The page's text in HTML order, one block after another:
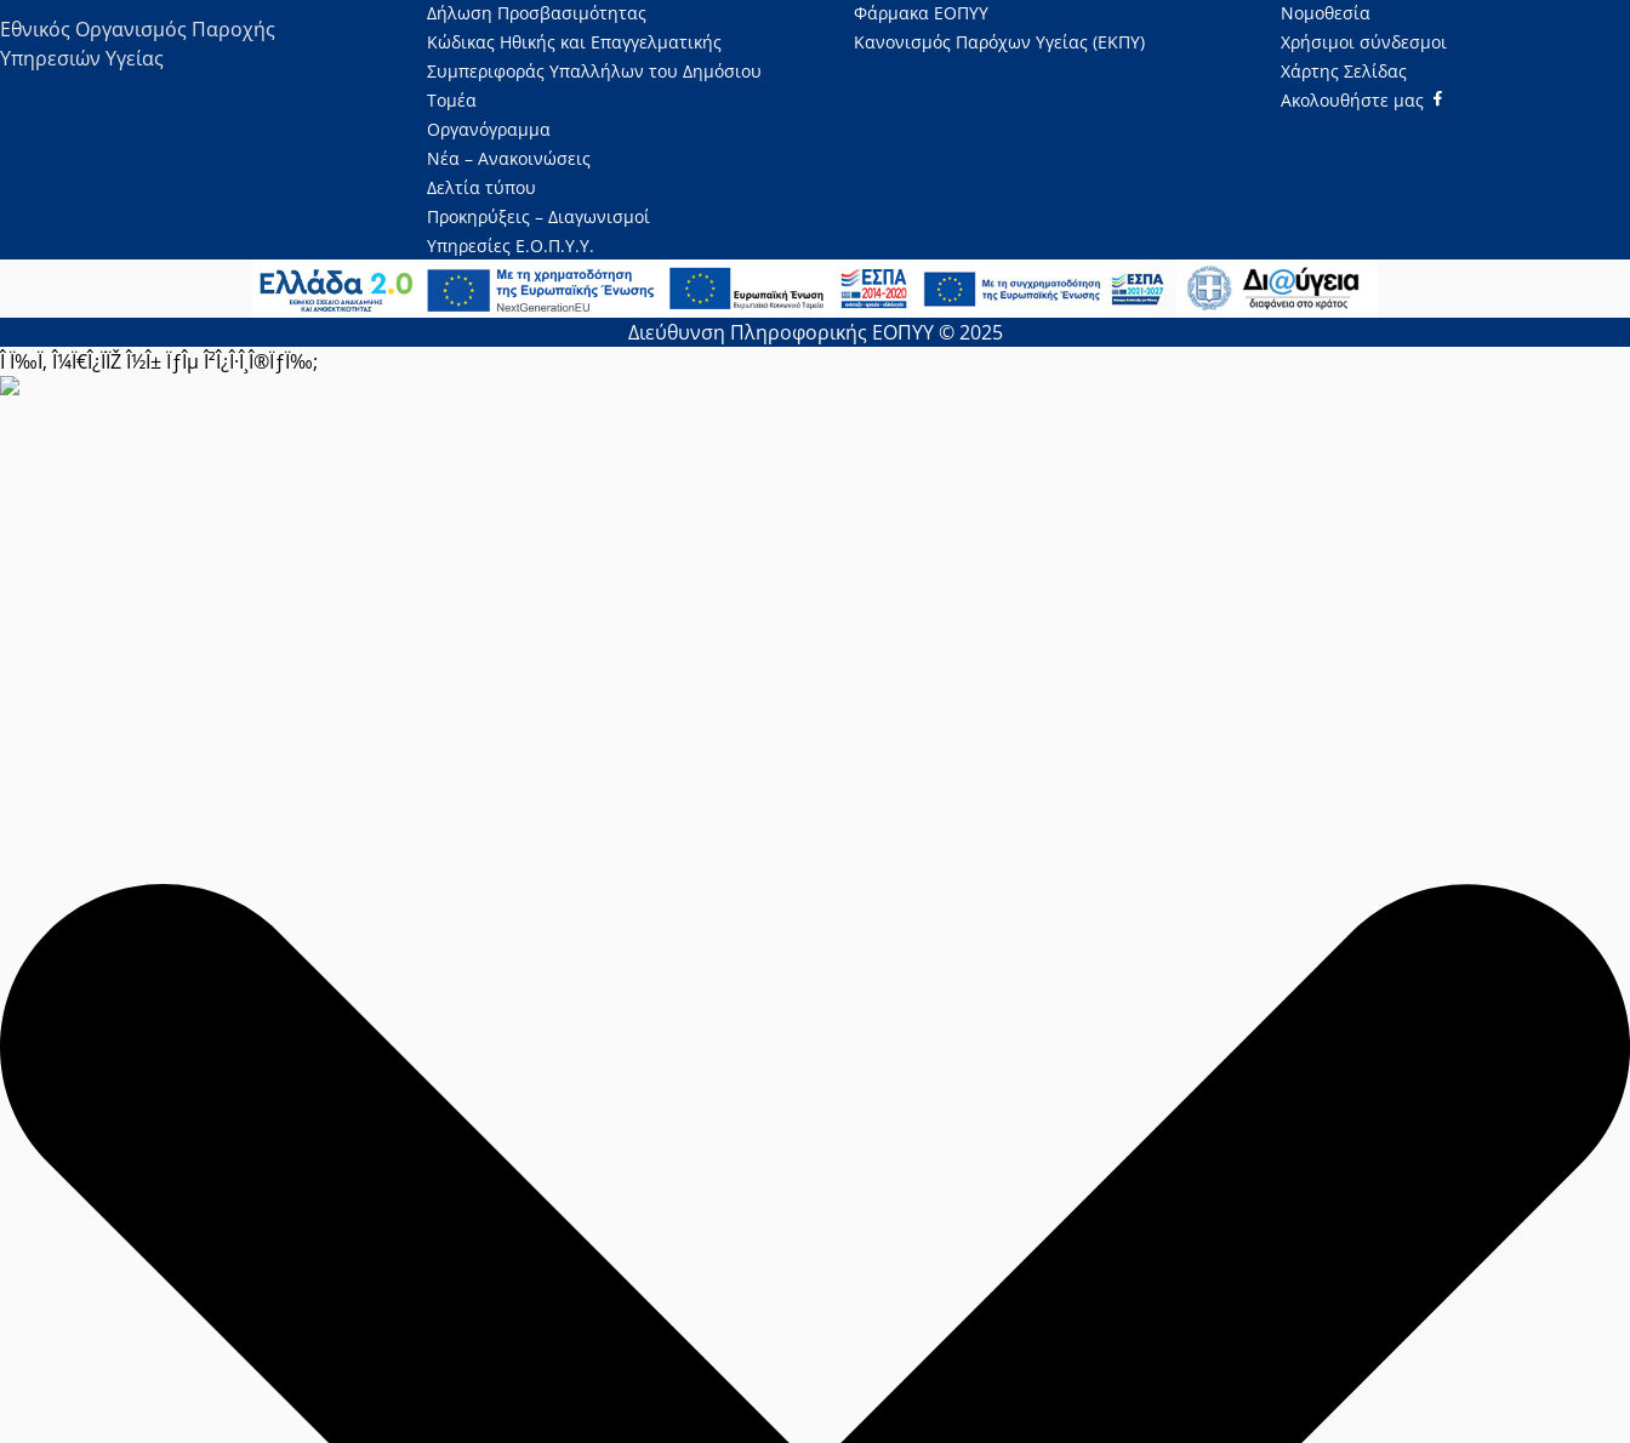
Εθνικός Οργανισμός Παροχής
Υπηρεσιών Υγείας
Δήλωση Προσβασιμότητας
Κώδικας Ηθικής και Επαγγελματικής
Συμπεριφοράς Υπαλλήλων του Δημόσιου
Τομέα
Οργανόγραμμα
Νέα – Ανακοινώσεις
Δελτία τύπου
Προκηρύξεις – Διαγωνισμοί
Υπηρεσίες Ε.Ο.Π.Υ.Υ.
Φάρμακα ΕΟΠΥΥ
Κανονισμός Παρόχων Υγείας (ΕΚΠΥ)
Νομοθεσία
Χρήσιμοι σύνδεσμοι
Χάρτης Σελίδας
Ακολουθήστε μας
Διεύθυνση Πληροφορικής ΕΟΠΥΥ © 2025
Î Ï‰Ï‚ Î¼Ï€Î¿ÏÏŽ Î½Î± ÏƒÎµ Î²Î¿Î·Î¸Î®ÏƒÏ‰;